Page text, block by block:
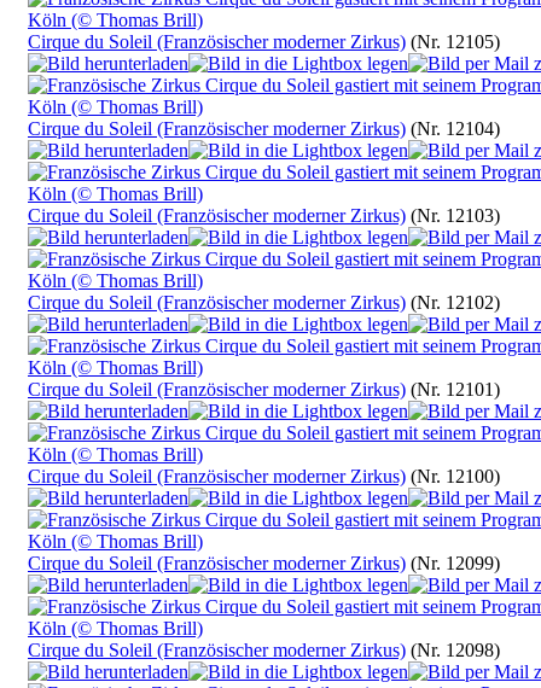
Cirque du Soleil (Französischer moderner Zirkus) (Nr. 12105)
Cirque du Soleil (Französischer moderner Zirkus) (Nr. 12104)
Cirque du Soleil (Französischer moderner Zirkus) (Nr. 12103)
Cirque du Soleil (Französischer moderner Zirkus) (Nr. 12102)
Cirque du Soleil (Französischer moderner Zirkus) (Nr. 12101)
Cirque du Soleil (Französischer moderner Zirkus) (Nr. 12100)
Cirque du Soleil (Französischer moderner Zirkus) (Nr. 12099)
Cirque du Soleil (Französischer moderner Zirkus) (Nr. 12098)